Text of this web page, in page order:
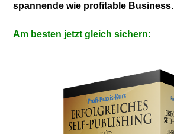
spannende wie profitable Business.
Am besten jetzt gleich sichern: